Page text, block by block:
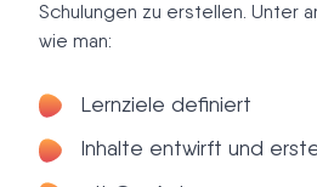
Schulungen zu erstellen. Unter
wie man:
Lernziele definiert
Inhalte entwirft und